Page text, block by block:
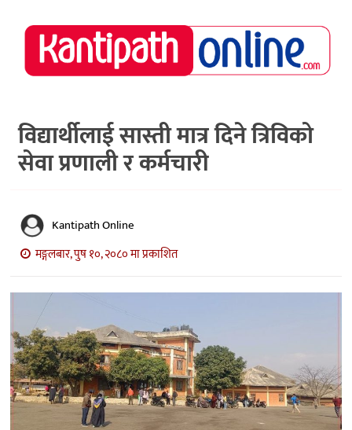
राष्ट्रिय
समाचार
नेपाल
अर्थ/
मनोरञ्जन
स्वास्थ्य
अन्तर्वार्ता/
विचार
अन्तर्राष्ट्रिय/
प्रवास
भिडियो
विद्यार्थीलाई सास्ती मात्र दिने त्रिविको
सेवा प्रणाली र कर्मचारी
Kantipath Online
मङ्गलबार, पुष १०, २०८० मा प्रकाशित